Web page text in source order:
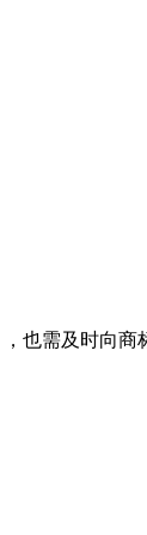
也需及时向商